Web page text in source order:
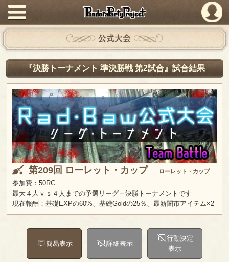
PandoraPartyProject
公式大会
『決勝トーナメント 準決勝戦 第2試合』試合結果
第209回 ローレット・カップ ローレット・カップ
参加費：50RC
最大４人ｖｓ４人までの予選リーグ＋決勝トーナメントです
現在報酬：基礎EXPの60%、基礎Goldの25％、最新闇市アイテム×2
簡易表示 詳細表示
行動決定
表示